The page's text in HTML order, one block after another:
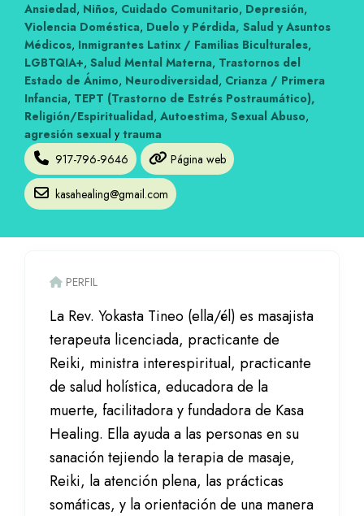
Ansiedad, Niños, Cuidado Comunitario, Depresión,
Violencia Doméstica, Duelo y Pérdida, Salud y Asuntos
Médicos, Inmigrantes Latinx / Familias Biculturales,
LGBTQIA+, Salud Mental Materna, Trastornos del
Estado de Ánimo, Neurodiversidad, Crianza / Primera
Infancia, TEPT (Trastorno de Estrés Postraumático),
Religión/Espiritualidad, Autoestima, Sexual Abuso,
agresión sexual y trauma
917-796-9646
Página web
kasahealing@gmail.com
PERFIL
La Rev. Yokasta Tineo (ella/él) es masajista
terapeuta licenciada, practicante de
Reiki, ministra interespiritual, practicante
de salud holística, educadora de la
muerte, facilitadora y fundadora de Kasa
Healing. Ella ayuda a las personas en su
sanación tejiendo la terapia de masaje,
Reiki, la atención plena, las prácticas
somáticas, y la orientación de una manera